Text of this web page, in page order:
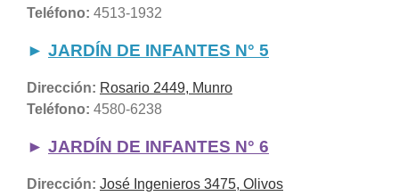
Teléfono: 4513-1932
► JARDÍN DE INFANTES N° 5
Dirección: Rosario 2449, Munro
Teléfono: 4580-6238
► JARDÍN DE INFANTES N° 6
Dirección: José Ingenieros 3475, Olivos